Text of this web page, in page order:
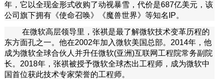
年，它以全现金形式收购了动视暴雪，代价是687亿美元，该
公司旗下拥有《使命召唤》《魔兽世界》等知名IP。
在微软高层领导里，张祺是最了解微软技术变革历程的
东方面孔之一。他在2002年加入微软美国总部。2014年，他
成为微软全球合伙人并升任微软(亚洲)互联网工程院常务副院
长。2018年，张祺被授予微软全球杰出工程师，成为微软中
国首位获此技术专家荣誉的工程师。